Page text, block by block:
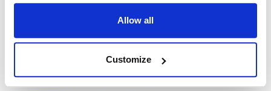
Allow all
Customize
grumtynėms su kailiniais pasipuošusiomis damomis. Nuo
rugsėjo vidurio iki birželio kiekvieno trečiadienio vidurdienį
populiarūs. Nors dažniausiai ant scenos galima išvysti tik
repeticiją vakaro pasirodymams, savo rankas ir balsus